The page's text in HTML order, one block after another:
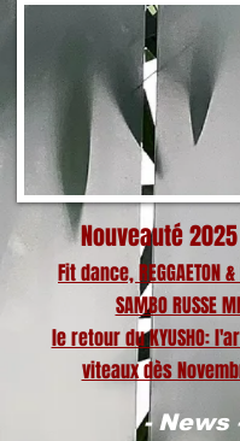
Nouveauté
Fit dance, REGGAETON
SAMBO RUSSE
le retour du KYUSHO:
viteaux dès
- News